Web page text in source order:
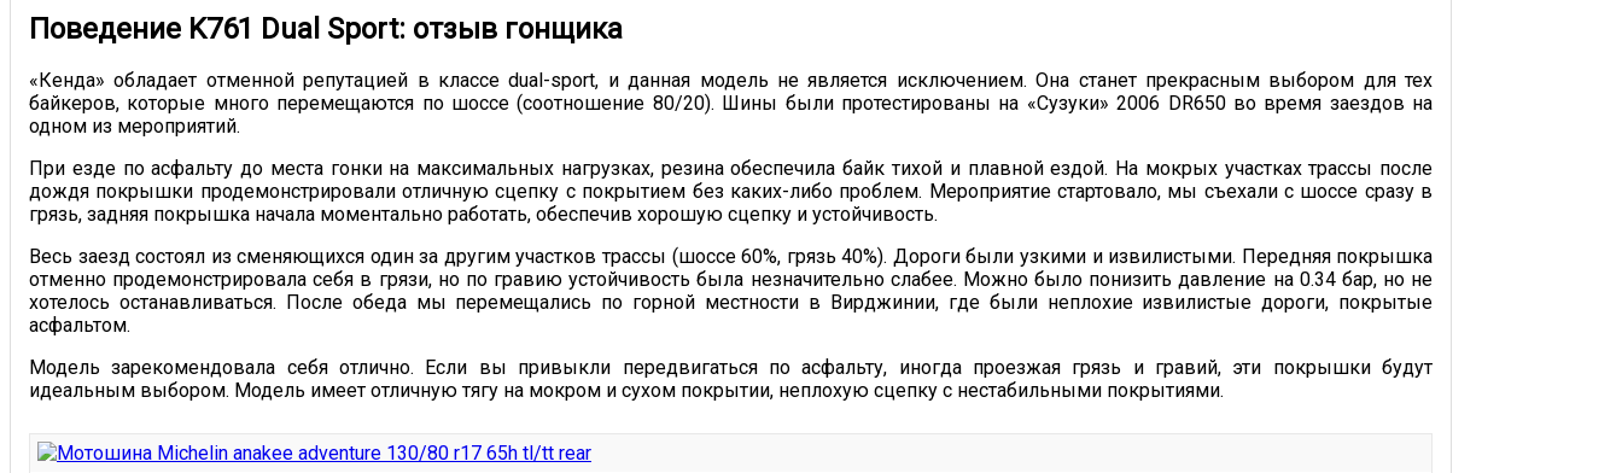
Поведение K761 Dual Sport: отзыв гонщика
«Кенда» обладает отменной репутацией в классе dual-sport, и данная модель не является исключением. Она станет прекрасным выбором для тех
байкеров, которые много перемещаются по шоссе (соотношение 80/20). Шины были протестированы на «Сузуки» 2006 DR650 во время заездов на
одном из мероприятий.
При езде по асфальту до места гонки на максимальных нагрузках, резина обеспечила байк тихой и плавной ездой. На мокрых участках трассы после
дождя покрышки продемонстрировали отличную сцепку с покрытием без каких-либо проблем. Мероприятие стартовало, мы съехали с шоссе сразу в
грязь, задняя покрышка начала моментально работать, обеспечив хорошую сцепку и устойчивость.
Весь заезд состоял из сменяющихся один за другим участков трассы (шоссе 60%, грязь 40%). Дороги были узкими и извилистыми. Передняя покрышка
отменно продемонстрировала себя в грязи, но по гравию устойчивость была незначительно слабее. Можно было понизить давление на 0.34 бар, но не
хотелось останавливаться. После обеда мы перемещались по горной местности в Вирджинии, где были неплохие извилистые дороги, покрытые
асфальтом.
Модель зарекомендовала себя отлично. Если вы привыкли передвигаться по асфальту, иногда проезжая грязь и гравий, эти покрышки будут
идеальным выбором. Модель имеет отличную тягу на мокром и сухом покрытии, неплохую сцепку с нестабильными покрытиями.